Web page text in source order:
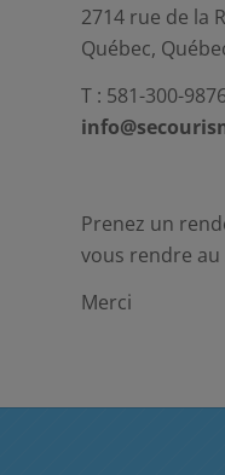
2714 rue de la
Québec,
T : 581-300-
Prenez un
vous rendre au
Merci